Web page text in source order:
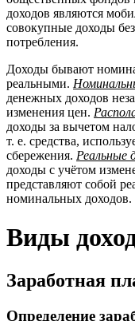
доходов являются
совокупные доходы
потребления.
Доходы бывают
реальными.
денежных доходов
изменения цен.
доходы за вычетом
т. е. средства,
сбережения. Реальные
доходы с учётом
представляют собой
номинальных доходов.
Виды
Заработная
Определение